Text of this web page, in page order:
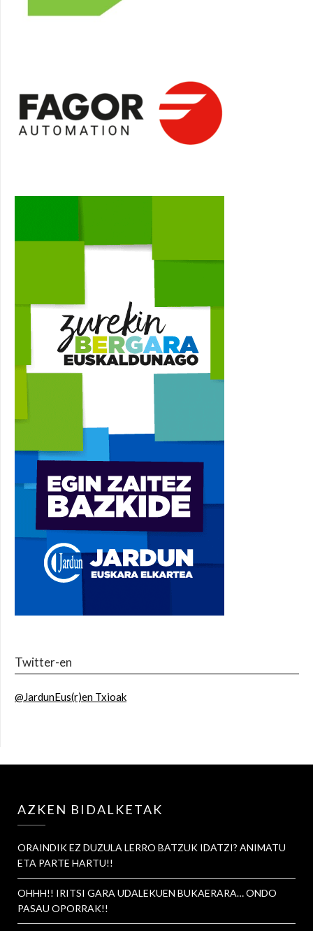
Twitter-en
@JardunEus(r)en Txioak
AZKEN BIDALKETAK
ORAINDIK EZ DUZULA LERRO BATZUK IDATZI? ANIMATU
ETA PARTE HARTU!!
OHHH!! IRITSI GARA UDALEKUEN BUKAERARA… ONDO
PASAU OPORRAK!!